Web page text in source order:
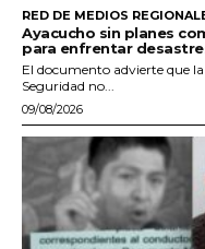
RED DE MEDIOS
Ayacucho sin planes
para enfrentar
El documento advierte que
Seguridad no...
09/08/2026